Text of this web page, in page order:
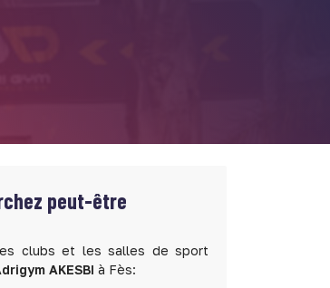
peut-être
clubs et les salles de sport
AKESBI à Fès: